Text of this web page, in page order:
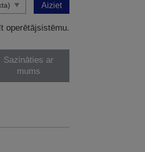
Aiziet
operētājsistēmu.
Sazināties ar
mums